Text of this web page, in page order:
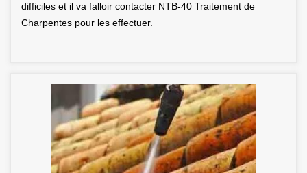
difficiles et il va falloir contacter NTB-40 Traitement de
Charpentes pour les effectuer.